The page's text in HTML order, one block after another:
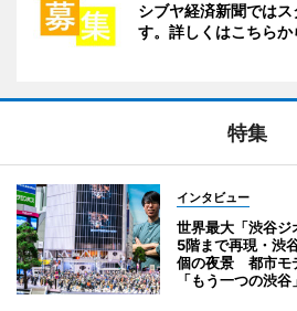
シブヤ経済新聞では
す。詳しくはこちらか
特集
インタビュー
世界最大「渋谷
5階まで再現・渋
個の夜景 都市モ
「もう一つの渋谷」